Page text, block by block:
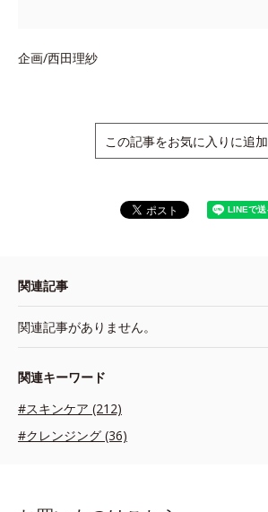
企画/西田理紗
この記事をお気に入りに追加
関連記事
関連記事がありません。
関連キーワード
#スキンケア (212)
#クレンジング (36)